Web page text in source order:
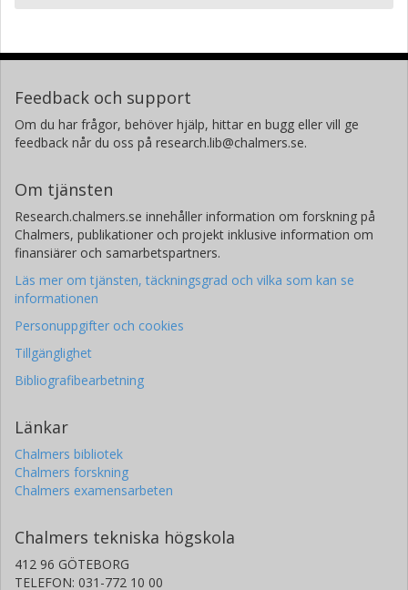
Feedback och support
Om du har frågor, behöver hjälp, hittar en bugg eller vill ge
feedback når du oss på research.lib@chalmers.se.
Om tjänsten
Research.chalmers.se innehåller information om forskning på
Chalmers, publikationer och projekt inklusive information om
finansiärer och samarbetspartners.
Läs mer om tjänsten, täckningsgrad och vilka som kan se
informationen
Personuppgifter och cookies
Tillgänglighet
Bibliografibearbetning
Länkar
Chalmers bibliotek
Chalmers forskning
Chalmers examensarbeten
Chalmers tekniska högskola
412 96 GÖTEBORG
TELEFON: 031-772 10 00